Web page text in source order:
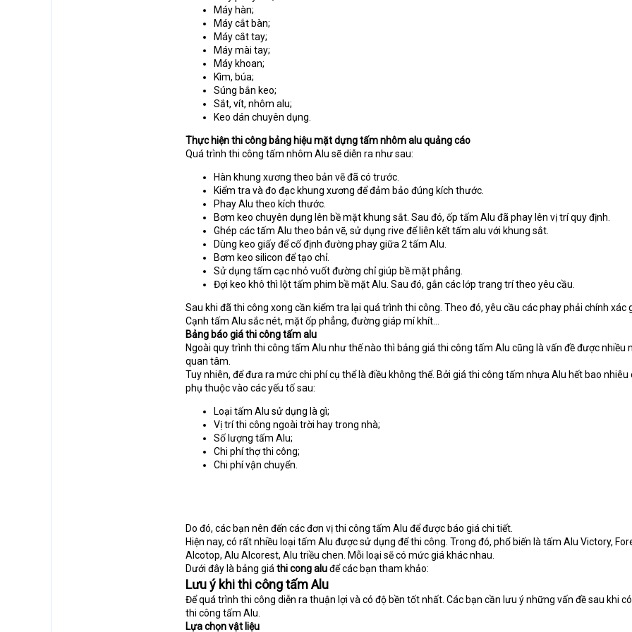
Máy hàn;
Máy cắt bàn;
Máy cắt tay;
Máy mài tay;
Máy khoan;
Kìm, búa;
Súng bắn keo;
Sắt, vít, nhôm alu;
Keo dán chuyên dụng.
Thực hiện thi công bảng hiệu mặt dựng tấm nhôm alu quảng cáo
Quá trình thi công tấm nhôm Alu sẽ diễn ra như sau:
Hàn khung xương theo bản vẽ đã có trước.
Kiểm tra và đo đạc khung xương để đảm bảo đúng kích thước.
Phay Alu theo kích thước.
Bơm keo chuyên dụng lên bề mặt khung sắt. Sau đó, ốp tấm Alu đã phay lên vị trí quy định.
Ghép các tấm Alu theo bản vẽ, sử dụng rive để liên kết tấm alu với khung sắt.
Dùng keo giấy để cố định đường phay giữa 2 tấm Alu.
Bơm keo silicon để tạo chỉ.
Sử dụng tấm cạc nhỏ vuốt đường chỉ giúp bề mặt phẳng.
Đợi keo khô thì lột tấm phim bề mặt Alu. Sau đó, gắn các lớp trang trí theo yêu cầu.
Sau khi đã thi công xong cần kiểm tra lại quá trình thi công. Theo đó, yêu cầu các phay phải chính xác
Cạnh tấm Alu sắc nét, mặt ốp phẳng, đường giáp mí khít…
Bảng báo giá thi công tấm alu
Ngoài quy trình thi công tấm Alu như thế nào thì bảng giá thi công tấm Alu cũng là vấn đề được nhiều
quan tâm.
Tuy nhiên, để đưa ra mức chi phí cụ thể là điều không thể. Bởi giá thi công tấm nhựa Alu hết bao nhiêu
phụ thuộc vào các yếu tố sau:
Loại tấm Alu sử dụng là gì;
Vị trí thi công ngoài trời hay trong nhà;
Số lượng tấm Alu;
Chi phí thợ thi công;
Chi phí vận chuyển.
Do đó, các bạn nên đến các đơn vị thi công tấm Alu để được báo giá chi tiết.
Hiện nay, có rất nhiều loại tấm Alu được sử dụng để thi công. Trong đó, phổ biến là tấm Alu Victory,
Alcotop, Alu Alcorest, Alu triều chen. Mỗi loại sẽ có mức giá khác nhau.
Dưới đây là bảng giá thi cong aluđể các bạn tham khảo:
Lưu ý khi thi công tấm Alu
Để quá trình thi công diễn ra thuận lợi và có độ bền tốt nhất. Các bạn cần lưu ý những vấn đề sau khi
thi công tấm Alu.
Lựa chọn vật liệu